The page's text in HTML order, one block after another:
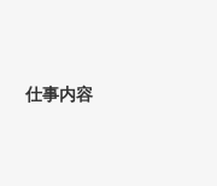
仕事内容